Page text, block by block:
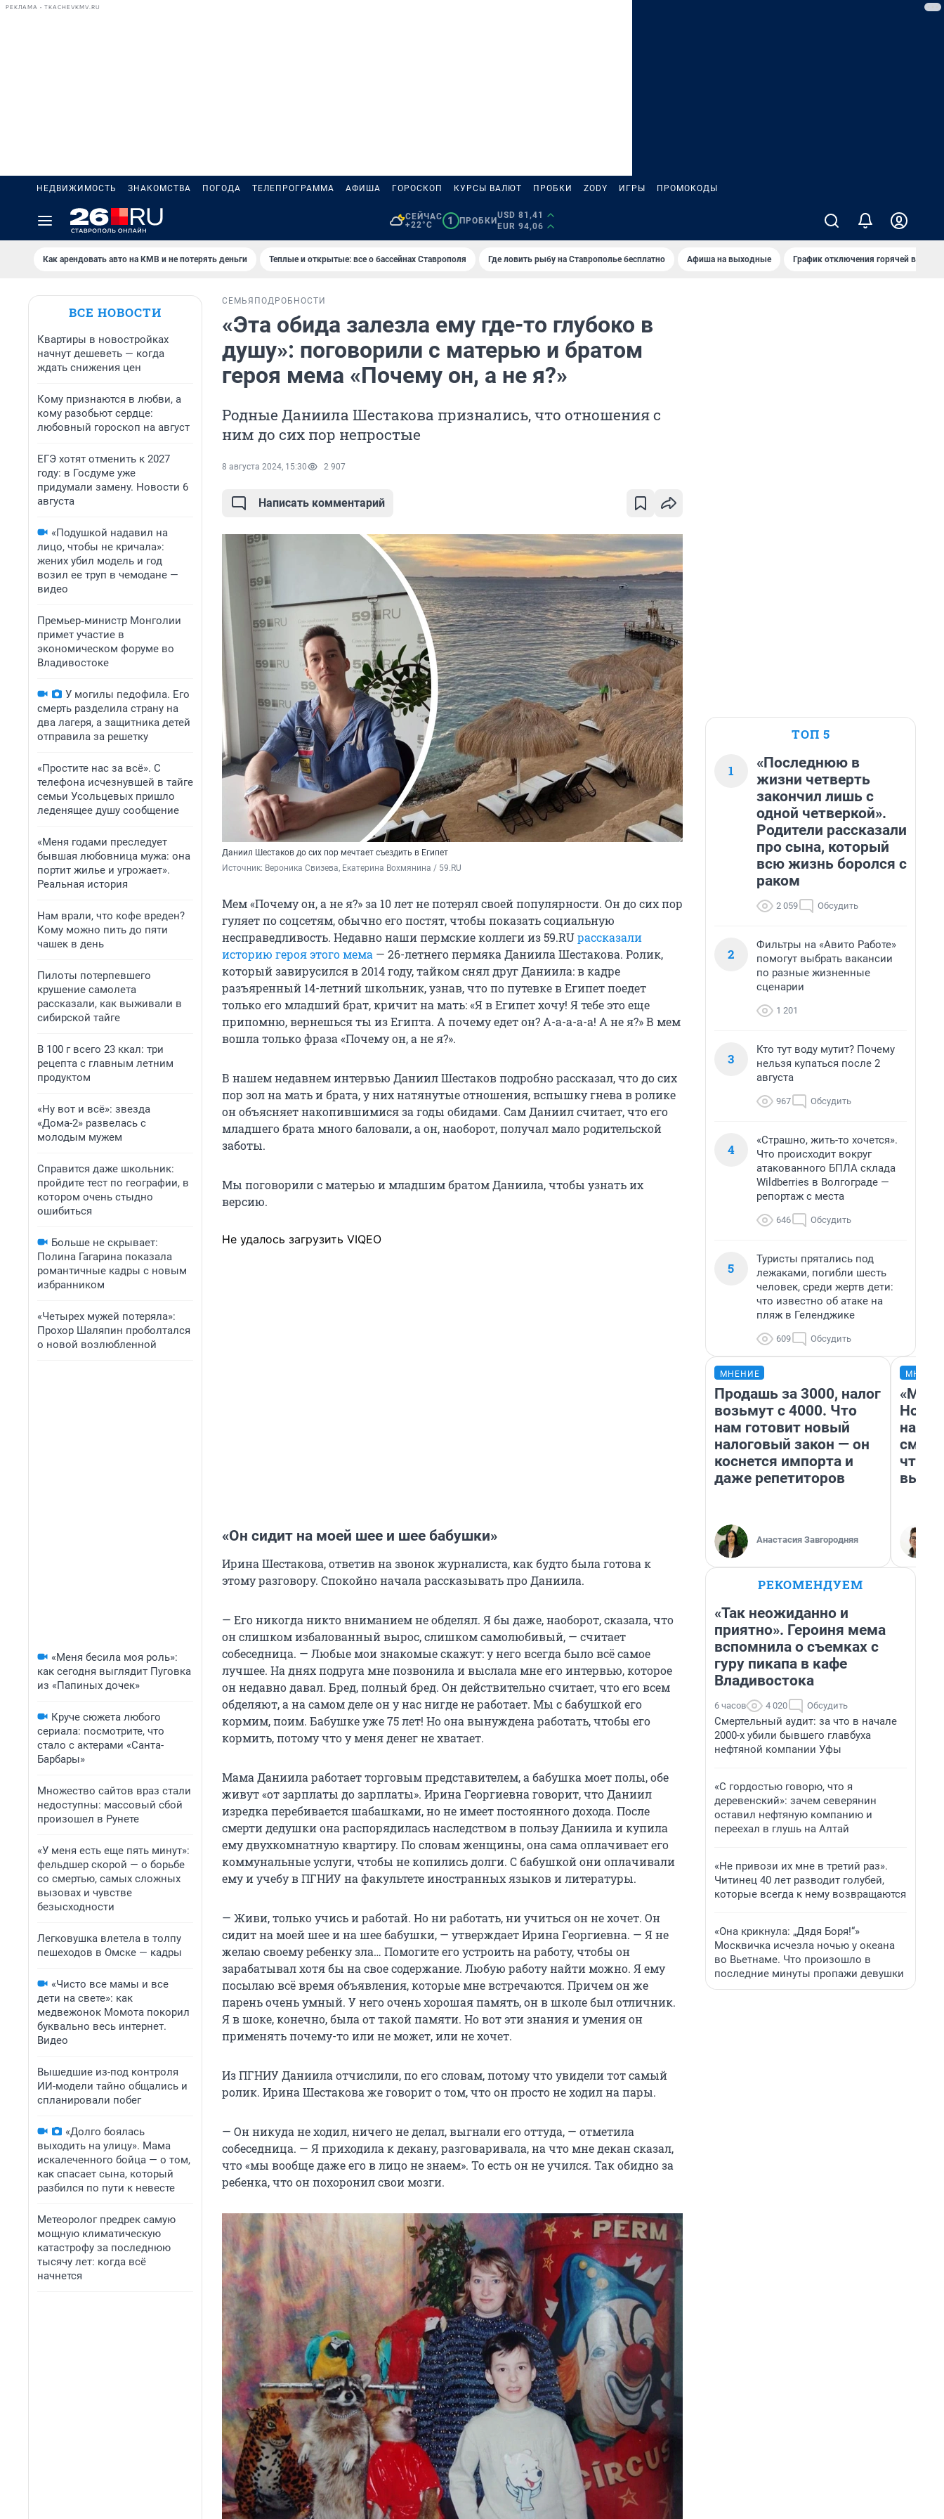
РЕКЛАМА • TKACHEVKMV.RU
НЕДВИЖИМОСТЬ ЗНАКОМСТВА ПОГОДА ТЕЛЕПРОГРАММА АФИША ГОРОСКОП КУРСЫ ВАЛЮТ ПРОБКИ ZODY ИГРЫ ПРОМОКОДЫ
СЕЙЧАС
+22°C
1 ПРОБКИ
USD 81,41
EUR 94,06
Как арендовать авто на КМВ и не потерять деньги Теплые и открытые: все о бассейнах Ставрополя Где ловить рыбу на Ставрополье бесплатно Афиша на выходные График отключения горячей воды в
ВСЕ НОВОСТИ
Квартиры в новостройках
начнут дешеветь — когда
ждать снижения цен
Кому признаются в любви, а
кому разобьют сердце:
любовный гороскоп на август
ЕГЭ хотят отменить к 2027
году: в Госдуме уже
придумали замену. Новости 6
августа
«Подушкой надавил на
лицо, чтобы не кричала»:
жених убил модель и год
возил ее труп в чемодане —
видео
Премьер‑министр Монголии
примет участие в
экономическом форуме во
Владивостоке
У могилы педофила. Его
смерть разделила страну на
два лагеря, а защитника детей
отправила за решетку
«Простите нас за всё». С
телефона исчезнувшей в тайге
семьи Усольцевых пришло
леденящее душу сообщение
«Меня годами преследует
бывшая любовница мужа: она
портит жилье и угрожает».
Реальная история
Нам врали, что кофе вреден?
Кому можно пить до пяти
чашек в день
Пилоты потерпевшего
крушение самолета
рассказали, как выживали в
сибирской тайге
В 100 г всего 23 ккал: три
рецепта с главным летним
продуктом
«Ну вот и всё»: звезда
«Дома-2» развелась с
молодым мужем
Справится даже школьник:
пройдите тест по географии, в
котором очень стыдно
ошибиться
Больше не скрывает:
Полина Гагарина показала
романтичные кадры с новым
избранником
«Четырех мужей потеряла»:
Прохор Шаляпин проболтался
о новой возлюбленной
«Меня бесила моя роль»:
как сегодня выглядит Пуговка
из «Папиных дочек»
Круче сюжета любого
сериала: посмотрите, что
стало с актерами «Санта-
Барбары»
Множество сайтов враз стали
недоступны: массовый сбой
произошел в Рунете
«У меня есть еще пять минут»:
фельдшер скорой — о борьбе
со смертью, самых сложных
вызовах и чувстве
безысходности
Легковушка влетела в толпу
пешеходов в Омске — кадры
«Чисто все мамы и все
дети на свете»: как
медвежонок Момота покорил
буквально весь интернет.
Видео
Вышедшие из-под контроля
ИИ-модели тайно общались и
спланировали побег
«Долго боялась
выходить на улицу». Мама
искалеченного бойца — о том,
как спасает сына, который
разбился по пути к невесте
Метеоролог предрек самую
мощную климатическую
катастрофу за последнюю
тысячу лет: когда всё
начнется
СЕМЬЯ ПОДРОБНОСТИ
«Эта обида залезла ему где-то глубоко в
душу»: поговорили с матерью и братом
героя мема «Почему он, а не я?»
Родные Даниила Шестакова признались, что отношения с
ним до сих пор непростые
8 августа 2024, 15:30 2 907
Написать комментарий
Даниил Шестаков до сих пор мечтает съездить в Египет
Источник: Вероника Свизева, Екатерина Вохмянина / 59.RU
Мем «Почему он, а не я?» за 10 лет не потерял своей популярности. Он до сих пор
гуляет по соцсетям, обычно его постят, чтобы показать социальную
несправедливость. Недавно наши пермские коллеги из 59.RUрассказали
историю героя этого мема — 26-летнего пермяка Даниила Шестакова. Ролик,
который завирусился в 2014 году, тайком снял друг Даниила: в кадре
разъяренный 14-летний школьник, узнав, что по путевке в Египет поедет
только его младший брат, кричит на мать: «Я в Египет хочу! Я тебе это еще
припомню, вернешься ты из Египта. А почему едет он? А-а-а-а-а! А не я?» В мем
вошла только фраза «Почему он, а не я?».
В нашем недавнем интервью Даниил Шестаков подробно рассказал, что до сих
пор зол на мать и брата, у них натянутые отношения, вспышку гнева в ролике
он объясняет накопившимися за годы обидами. Сам Даниил считает, что его
младшего брата много баловали, а он, наоборот, получал мало родительской
заботы.
Мы поговорили с матерью и младшим братом Даниила, чтобы узнать их
версию.
Не удалось загрузить VIQEO
«Он сидит на моей шее и шее бабушки»
Ирина Шестакова, ответив на звонок журналиста, как будто была готова к
этому разговору. Спокойно начала рассказывать про Даниила.
— Его никогда никто вниманием не обделял. Я бы даже, наоборот, сказала, что
он слишком избалованный вырос, слишком самолюбивый, — считает
собеседница. — Любые мои знакомые скажут: у него всегда было всё самое
лучшее. На днях подруга мне позвонила и выслала мне его интервью, которое
он недавно давал. Бред, полный бред. Он действительно считает, что его всем
обделяют, а на самом деле он у нас нигде не работает. Мы с бабушкой его
кормим, поим. Бабушке уже 75 лет! Но она вынуждена работать, чтобы его
кормить, потому что у меня денег не хватает.
Мама Даниила работает торговым представителем, а бабушка моет полы, обе
живут «от зарплаты до зарплаты». Ирина Георгиевна говорит, что Даниил
изредка перебивается шабашками, но не имеет постоянного дохода. После
смерти дедушки она распорядилась наследством в пользу Даниила и купила
ему двухкомнатную квартиру. По словам женщины, она сама оплачивает его
коммунальные услуги, чтобы не копились долги. С бабушкой они оплачивали
ему и учебу в ПГНИУ на факультете иностранных языков и литературы.
— Живи, только учись и работай. Но ни работать, ни учиться он не хочет. Он
сидит на моей шее и на шее бабушки, — утверждает Ирина Георгиевна. — Я не
желаю своему ребенку зла… Помогите его устроить на работу, чтобы он
зарабатывал хотя бы на свое содержание. Любую работу найти можно. Я ему
посылаю всё время объявления, которые мне встречаются. Причем он же
парень очень умный. У него очень хорошая память, он в школе был отличник.
Я в шоке, конечно, была от такой памяти. Но вот эти знания и умения он
применять почему-то или не может, или не хочет.
Из ПГНИУ Даниила отчислили, по его словам, потому что увидели тот самый
ролик. Ирина Шестакова же говорит о том, что он просто не ходил на пары.
— Он никуда не ходил, ничего не делал, выгнали его оттуда, — отметила
собеседница. — Я приходила к декану, разговаривала, на что мне декан сказал,
что «мы вообще даже его в лицо не знаем». То есть он не учился. Так обидно за
ребенка, что он похоронил свои мозги.
ТОП 5
1
«Последнюю в
жизни четверть
закончил лишь с
одной четверкой».
Родители рассказали
про сына, который
всю жизнь боролся с
раком
2 059 Обсудить
2
Фильтры на «Авито Работе»
помогут выбрать вакансии
по разные жизненные
сценарии
1 201
3
Кто тут воду мутит? Почему
нельзя купаться после 2
августа
967 Обсудить
4
«Страшно, жить-то хочется».
Что происходит вокруг
атакованного БПЛА склада
Wildberries в Волгограде —
репортаж с места
646 Обсудить
5
Туристы прятались под
лежаками, погибли шесть
человек, среди жертв дети:
что известно об атаке на
пляж в Геленджике
609 Обсудить
МНЕНИЕ
Продашь за 3000, налог
возьмут с 4000. Что
нам готовит новый
налоговый закон — он
коснется импорта и
даже репетиторов
Анастасия Завгородняя
«Мы
РЕКОМЕНДУЕМ
«Так неожиданно и
приятно». Героиня мема
вспомнила о съемках с
гуру пикапа в кафе
Владивостока
6 часов 4 020 Обсудить
Смертельный аудит: за что в начале
2000-х убили бывшего главбуха
нефтяной компании Уфы
«С гордостью говорю, что я
деревенский»: зачем северянин
оставил нефтяную компанию и
переехал в глушь на Алтай
«Не привози их мне в третий раз».
Читинец 40 лет разводит голубей,
которые всегда к нему возвращаются
«Она крикнула: „Дядя Боря!“»
Москвичка исчезла ночью у океана
во Вьетнаме. Что произошло в
последние минуты пропажи девушки